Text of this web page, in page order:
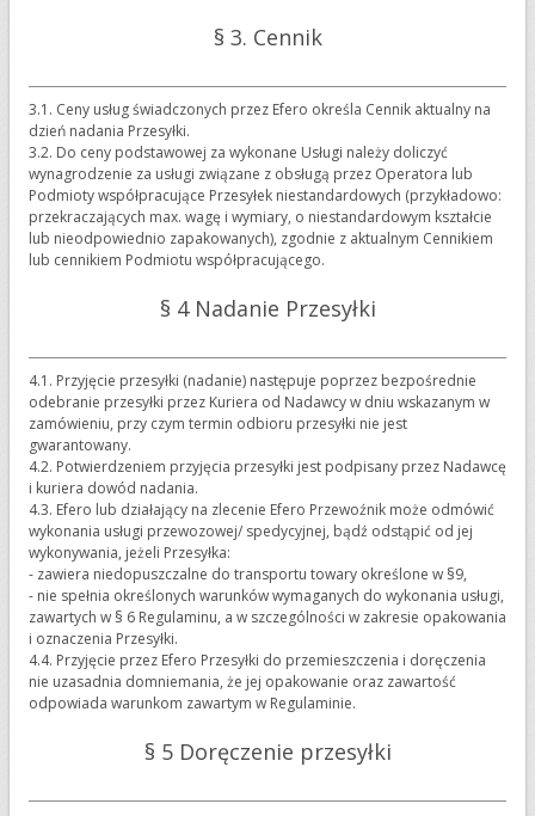
§ 3. Cennik
3.1. Ceny usług świadczonych przez Efero określa Cennik aktualny na
dzień nadania Przesyłki.
3.2. Do ceny podstawowej za wykonane Usługi należy doliczyć
wynagrodzenie za usługi związane z obsługą przez Operatora lub
Podmioty współpracujące Przesyłek niestandardowych (przykładowo:
przekraczających max. wagę i wymiary, o niestandardowym kształcie
lub nieodpowiednio zapakowanych), zgodnie z aktualnym Cennikiem
lub cennikiem Podmiotu współpracującego.
§ 4 Nadanie Przesyłki
4.1. Przyjęcie przesyłki (nadanie) następuje poprzez bezpośrednie
odebranie przesyłki przez Kuriera od Nadawcy w dniu wskazanym w
zamówieniu, przy czym termin odbioru przesyłki nie jest
gwarantowany.
4.2. Potwierdzeniem przyjęcia przesyłki jest podpisany przez Nadawcę
i kuriera dowód nadania.
4.3. Efero lub działający na zlecenie Efero Przewoźnik może odmówić
wykonania usługi przewozowej/ spedycyjnej, bądź odstąpić od jej
wykonywania, jeżeli Przesyłka:
- zawiera niedopuszczalne do transportu towary określone w §9,
- nie spełnia określonych warunków wymaganych do wykonania usługi,
zawartych w § 6 Regulaminu, a w szczególności w zakresie opakowania
i oznaczenia Przesyłki.
4.4. Przyjęcie przez Efero Przesyłki do przemieszczenia i doręczenia
nie uzasadnia domniemania, że jej opakowanie oraz zawartość
odpowiada warunkom zawartym w Regulaminie.
§ 5 Doręczenie przesyłki